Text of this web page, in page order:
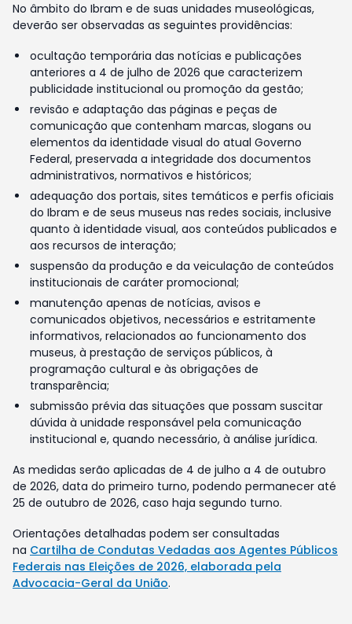
No âmbito do Ibram e de suas unidades museológicas,
deverão ser observadas as seguintes providências:
ocultação temporária das notícias e publicações
anteriores a 4 de julho de 2026 que caracterizem
publicidade institucional ou promoção da gestão;
revisão e adaptação das páginas e peças de
comunicação que contenham marcas, slogans ou
elementos da identidade visual do atual Governo
Federal, preservada a integridade dos documentos
administrativos, normativos e históricos;
adequação dos portais, sites temáticos e perfis oficiais
do Ibram e de seus museus nas redes sociais, inclusive
quanto à identidade visual, aos conteúdos publicados e
aos recursos de interação;
suspensão da produção e da veiculação de conteúdos
institucionais de caráter promocional;
manutenção apenas de notícias, avisos e
comunicados objetivos, necessários e estritamente
informativos, relacionados ao funcionamento dos
museus, à prestação de serviços públicos, à
programação cultural e às obrigações de
transparência;
submissão prévia das situações que possam suscitar
dúvida à unidade responsável pela comunicação
institucional e, quando necessário, à análise jurídica.
As medidas serão aplicadas de 4 de julho a 4 de outubro
de 2026, data do primeiro turno, podendo permanecer até
25 de outubro de 2026, caso haja segundo turno.
Orientações detalhadas podem ser consultadas
na Cartilha de Condutas Vedadas aos Agentes Públicos
Federais nas Eleições de 2026, elaborada pela
Advocacia-Geral da União.